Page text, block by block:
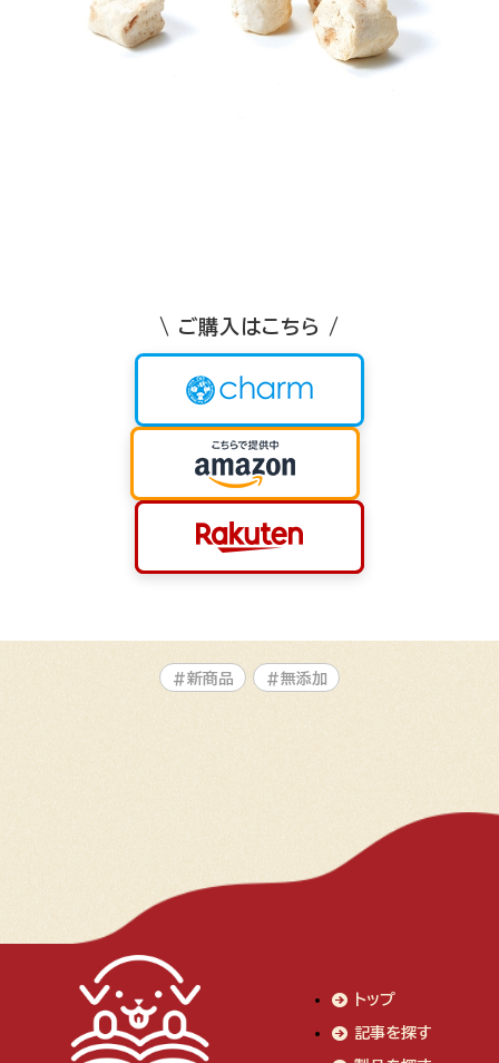
\ ご購入はこちら /
#新商品 #無添加
トップ
記事を探す